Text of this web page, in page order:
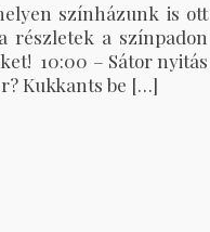
színházunk is ott
részletek a színpadon
10:00 – Sátor nyitás
Kukkants be […]